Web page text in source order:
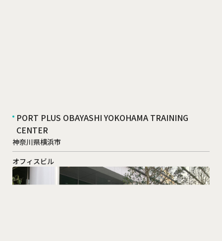
PORT PLUS OBAYASHI YOKOHAMA TRAINING
CENTER
神奈川県横浜市
オフィスビル